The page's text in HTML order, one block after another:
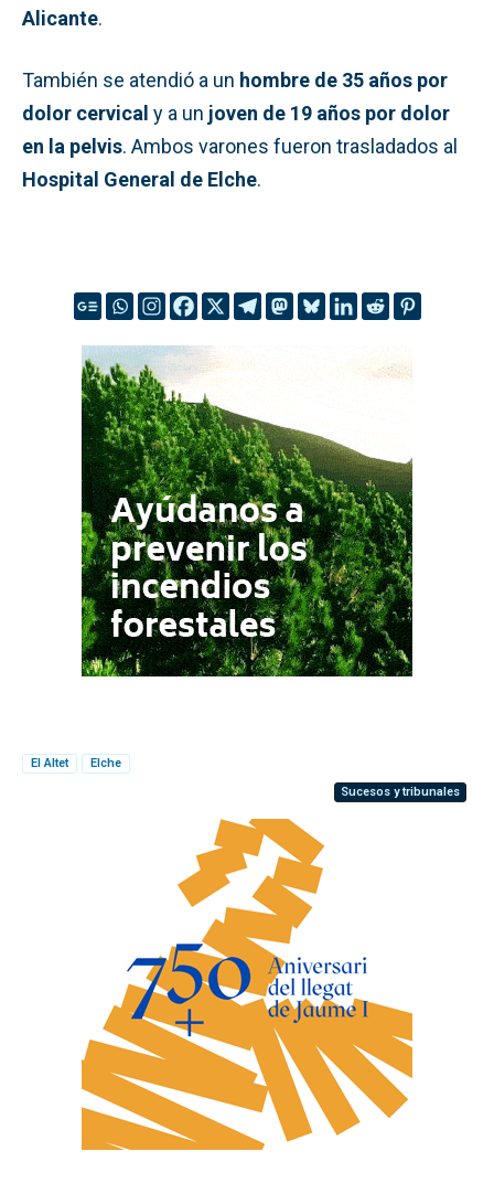
Alicante.
También se atendió a un hombre de 35 años por
dolor cervical y a un joven de 19 años por dolor
en la pelvis. Ambos varones fueron trasladados al
Hospital General de Elche.
El Altet
Elche
Sucesos y tribunales